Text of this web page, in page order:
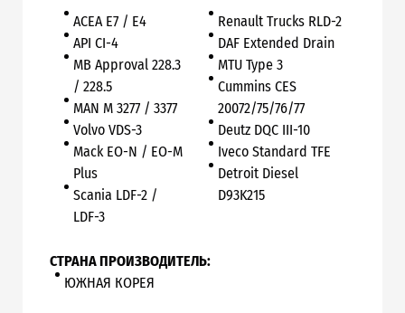
ACEA E7 / E4
API CI-4
MB Approval 228.3
/ 228.5
MAN М 3277 / 3377
Volvo VDS-3
Mack EO-N / EO-M
Plus
Scania LDF-2 /
LDF-3
Renault Trucks RLD-2
DAF Extended Drain
MTU Type 3
Cummins CES
20072/75/76/77
Deutz DQC III-10
Iveco Standard TFE
Detroit Diesel
D93K215
СТРАНА ПРОИЗВОДИТЕЛЬ:
ЮЖНАЯ КОРЕЯ